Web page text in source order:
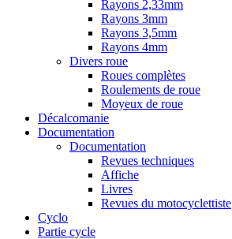
Rayons 2,33mm
Rayons 3mm
Rayons 3,5mm
Rayons 4mm
Divers roue
Roues complètes
Roulements de roue
Moyeux de roue
Décalcomanie
Documentation
Documentation
Revues techniques
Affiche
Livres
Revues du motocyclettiste
Cyclo
Partie cycle